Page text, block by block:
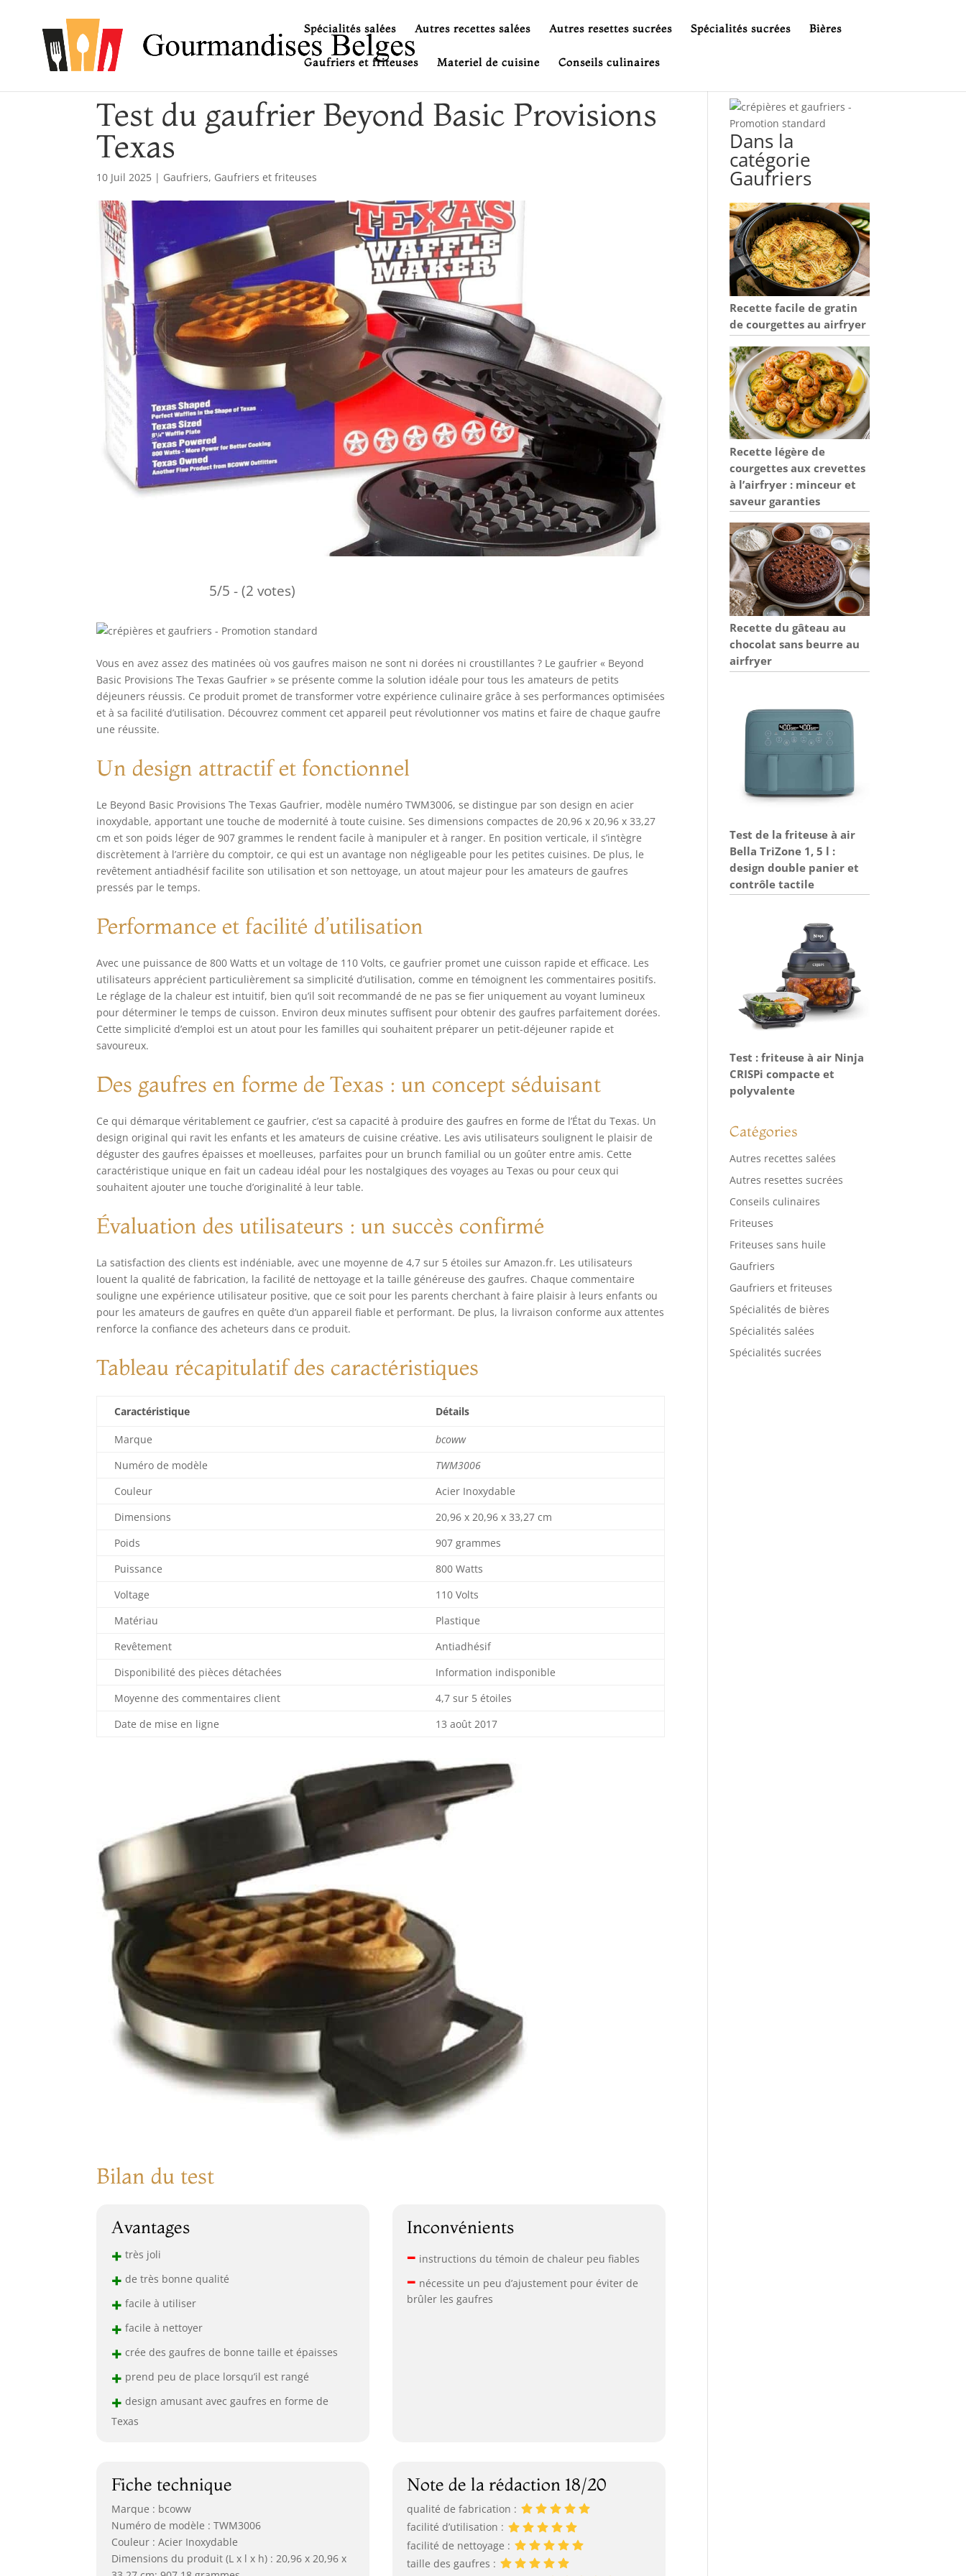
Spécialités salées Autres recettes salées Autres resettes sucrées Spécialités sucrées Bières
Gaufriers et friteuses Materiel de cuisine Conseils culinaires
Test du gaufrier Beyond Basic Provisions
Texas
10 Juil 2025 | Gaufriers, Gaufriers et friteuses
5/5 - (2 votes)
Vous en avez assez des matinées où vos gaufres maison ne sont ni dorées ni croustillantes ? Le gaufrier « Beyond
Basic Provisions The Texas Gaufrier » se présente comme la solution idéale pour tous les amateurs de petits
déjeuners réussis. Ce produit promet de transformer votre expérience culinaire grâce à ses performances optimisées
et à sa facilité d’utilisation. Découvrez comment cet appareil peut révolutionner vos matins et faire de chaque gaufre
une réussite.
Un design attractif et fonctionnel
Le Beyond Basic Provisions The Texas Gaufrier, modèle numéro TWM3006, se distingue par son design en acier
inoxydable, apportant une touche de modernité à toute cuisine. Ses dimensions compactes de 20,96 x 20,96 x 33,27
cm et son poids léger de 907 grammes le rendent facile à manipuler et à ranger. En position verticale, il s’intègre
discrètement à l’arrière du comptoir, ce qui est un avantage non négligeable pour les petites cuisines. De plus, le
revêtement antiadhésif facilite son utilisation et son nettoyage, un atout majeur pour les amateurs de gaufres
pressés par le temps.
Performance et facilité d’utilisation
Avec une puissance de 800 Watts et un voltage de 110 Volts, ce gaufrier promet une cuisson rapide et efficace. Les
utilisateurs apprécient particulièrement sa simplicité d’utilisation, comme en témoignent les commentaires positifs.
Le réglage de la chaleur est intuitif, bien qu’il soit recommandé de ne pas se fier uniquement au voyant lumineux
pour déterminer le temps de cuisson. Environ deux minutes suffisent pour obtenir des gaufres parfaitement dorées.
Cette simplicité d’emploi est un atout pour les familles qui souhaitent préparer un petit-déjeuner rapide et
savoureux.
Des gaufres en forme de Texas : un concept séduisant
Ce qui démarque véritablement ce gaufrier, c’est sa capacité à produire des gaufres en forme de l’État du Texas. Un
design original qui ravit les enfants et les amateurs de cuisine créative. Les avis utilisateurs soulignent le plaisir de
déguster des gaufres épaisses et moelleuses, parfaites pour un brunch familial ou un goûter entre amis. Cette
caractéristique unique en fait un cadeau idéal pour les nostalgiques des voyages au Texas ou pour ceux qui
souhaitent ajouter une touche d’originalité à leur table.
Évaluation des utilisateurs : un succès confirmé
La satisfaction des clients est indéniable, avec une moyenne de 4,7 sur 5 étoiles sur Amazon.fr. Les utilisateurs
louent la qualité de fabrication, la facilité de nettoyage et la taille généreuse des gaufres. Chaque commentaire
souligne une expérience utilisateur positive, que ce soit pour les parents cherchant à faire plaisir à leurs enfants ou
pour les amateurs de gaufres en quête d’un appareil fiable et performant. De plus, la livraison conforme aux attentes
renforce la confiance des acheteurs dans ce produit.
Tableau récapitulatif des caractéristiques
Caractéristique Détails
Marque
bcoww
Numéro de modèle
TWM3006
Couleur
Acier Inoxydable
Dimensions
20,96 x 20,96 x 33,27 cm
Poids
907 grammes
Puissance
800 Watts
Voltage
110 Volts
Matériau
Plastique
Revêtement
Antiadhésif
Disponibilité des pièces détachées
Information indisponible
Moyenne des commentaires client
4,7 sur 5 étoiles
Date de mise en ligne
13 août 2017
Bilan du test
Avantages
+ très joli
+ de très bonne qualité
+ facile à utiliser
+ facile à nettoyer
+ crée des gaufres de bonne taille et épaisses
+ prend peu de place lorsqu’il est rangé
+ design amusant avec gaufres en forme de
Texas
Inconvénients
– instructions du témoin de chaleur peu fiables
– nécessite un peu d’ajustement pour éviter de
brûler les gaufres
Fiche technique
Marque : bcoww
Numéro de modèle : TWM3006
Couleur : Acier Inoxydable
Dimensions du produit (L x l x h) : 20,96 x 20,96 x
Note de la rédaction 18/20
qualité de fabrication :
facilité d’utilisation :
facilité de nettoyage :
taille des gaufres :
Dans la
catégorie
Gaufriers
Recette facile de gratin
de courgettes au airfryer
Recette légère de
courgettes aux crevettes
à l’airfryer : minceur et
saveur garanties
Recette du gâteau au
chocolat sans beurre au
airfryer
Test de la friteuse à air
Bella TriZone 1, 5 l :
design double panier et
contrôle tactile
Test : friteuse à air Ninja
CRISPi compacte et
polyvalente
Catégories
Autres recettes salées
Autres resettes sucrées
Conseils culinaires
Friteuses
Friteuses sans huile
Gaufriers
Gaufriers et friteuses
Spécialités de bières
Spécialités salées
Spécialités sucrées